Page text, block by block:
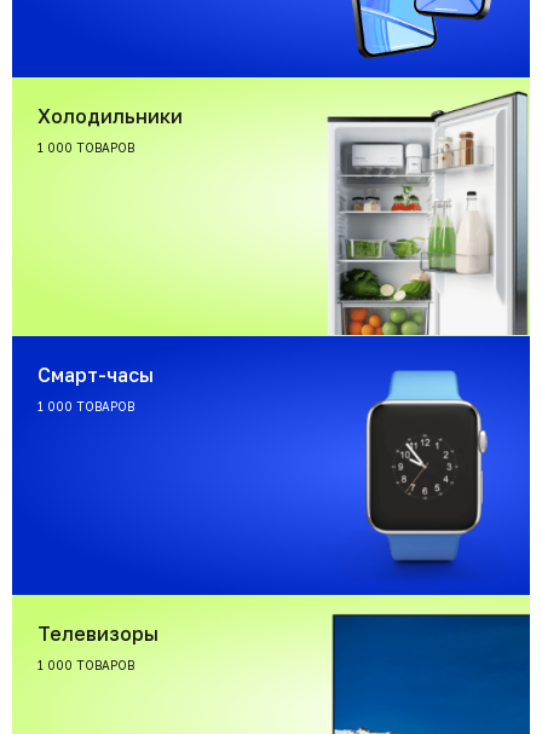
Холодильники
1 000 ТОВАРОВ
Смарт-часы
1 000 ТОВАРОВ
Телевизоры
1 000 ТОВАРОВ